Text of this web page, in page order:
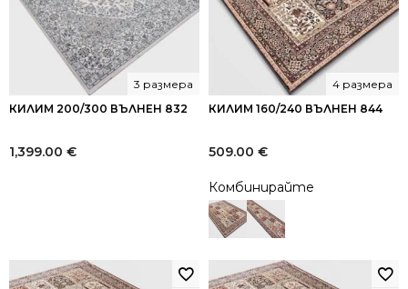
КИЛИМ 200/300 ВЪЛНЕН 832
3 размера
1,399.00 €
КИЛИМ 160/240 ВЪЛНЕН 844
4 размера
509.00 €
Комбинирайте